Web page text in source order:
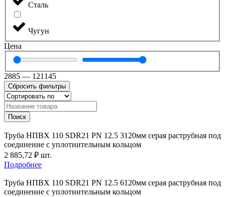
Сталь
Чугун
Цена
2885 — 121145
Сбросить фильтры
Поиск
Труба НПВХ 110 SDR21 PN 12.5 3120мм серая раструбная под
соединение с уплотнительным кольцом
2 885,72 ₽ шт.
Подробнее
Труба НПВХ 110 SDR21 PN 12.5 6120мм серая раструбная под
соединение с уплотнительным кольцом